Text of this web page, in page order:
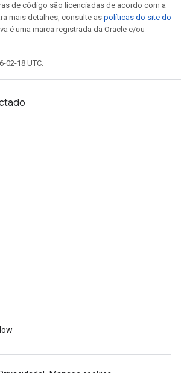
de código são licenciadas de acordo com a
mais detalhes, consulte as políticas do site do
é uma marca registrada da Oracle e/ou
02-18 UTC.